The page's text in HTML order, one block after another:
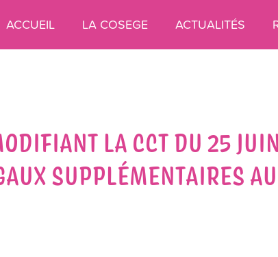
ACCUEIL LA COSEGE ACTUALITÉS
LA CCT DU 25
SUPPLÉMENTAIRES